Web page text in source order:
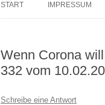
START IMPRESSUM
Wenn Corona
332 vom
Schreibe eine Antwort